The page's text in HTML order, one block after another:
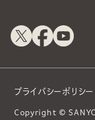
プライバシーポリシー
Copyright ©